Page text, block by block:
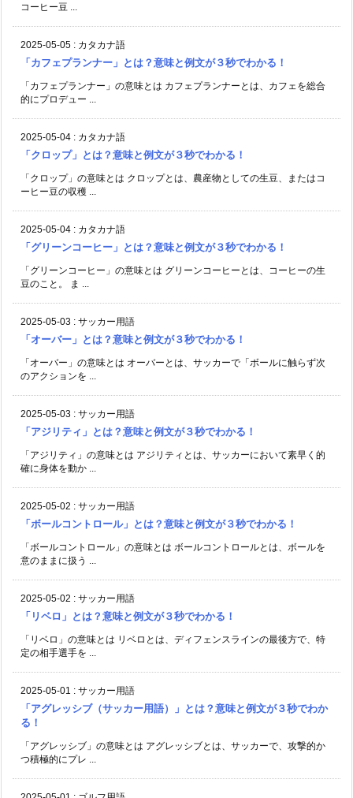
コーヒー豆 ...
2025-05-05 : カタカナ語
「カフェプランナー」とは？意味と例文が３秒でわかる！
「カフェプランナー」の意味とは カフェプランナーとは、カフェを総合
的にプロデュー ...
2025-05-04 : カタカナ語
「クロップ」とは？意味と例文が３秒でわかる！
「クロップ」の意味とは クロップとは、農産物としての生豆、またはコ
ーヒー豆の収穫 ...
2025-05-04 : カタカナ語
「グリーンコーヒー」とは？意味と例文が３秒でわかる！
「グリーンコーヒー」の意味とは グリーンコーヒーとは、コーヒーの生
豆のこと。 ま ...
2025-05-03 : サッカー用語
「オーバー」とは？意味と例文が３秒でわかる！
「オーバー」の意味とは オーバーとは、サッカーで「ボールに触らず次
のアクションを ...
2025-05-03 : サッカー用語
「アジリティ」とは？意味と例文が３秒でわかる！
「アジリティ」の意味とは アジリティとは、サッカーにおいて素早く的
確に身体を動か ...
2025-05-02 : サッカー用語
「ボールコントロール」とは？意味と例文が３秒でわかる！
「ボールコントロール」の意味とは ボールコントロールとは、ボールを
意のままに扱う ...
2025-05-02 : サッカー用語
「リベロ」とは？意味と例文が３秒でわかる！
「リベロ」の意味とは リベロとは、ディフェンスラインの最後方で、特
定の相手選手を ...
2025-05-01 : サッカー用語
「アグレッシブ（サッカー用語）」とは？意味と例文が３秒でわか
る！
「アグレッシブ」の意味とは アグレッシブとは、サッカーで、攻撃的か
つ積極的にプレ ...